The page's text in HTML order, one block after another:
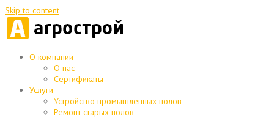
Skip to content
О компании
О нас
Сертификаты
Услуги
Устройство промышленных полов
Ремонт старых полов